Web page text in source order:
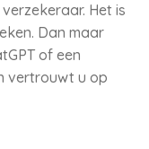
Het is
Dan maar
of een
vertrouwt u op